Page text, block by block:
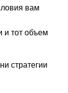
вам
и тот объем
стратегии